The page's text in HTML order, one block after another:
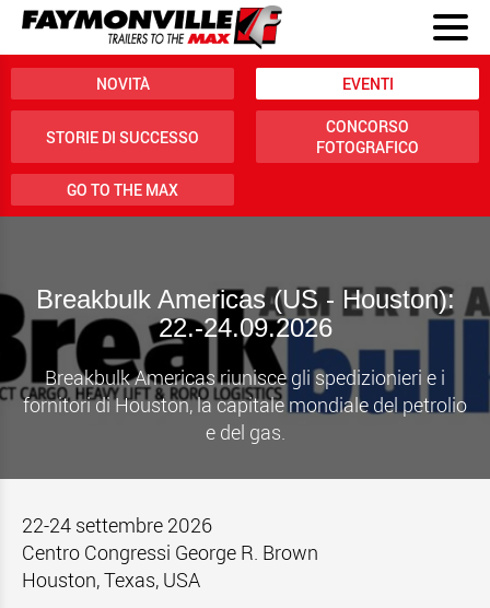
NOVITÀ EVENTI
STORIE DI SUCCESSO
CONCORSO
FOTOGRAFICO
GO TO THE MAX
Breakbulk Americas (US - Houston):
22.-24.09.2026
Breakbulk Americas riunisce gli spedizionieri e i
fornitori di Houston, la capitale mondiale del petrolio
e del gas.
22-24 settembre 2026
Centro Congressi George R. Brown
Houston, Texas, USA